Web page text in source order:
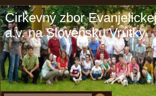
Cirkevný zbor
a.v. na Slovensku Vrútky